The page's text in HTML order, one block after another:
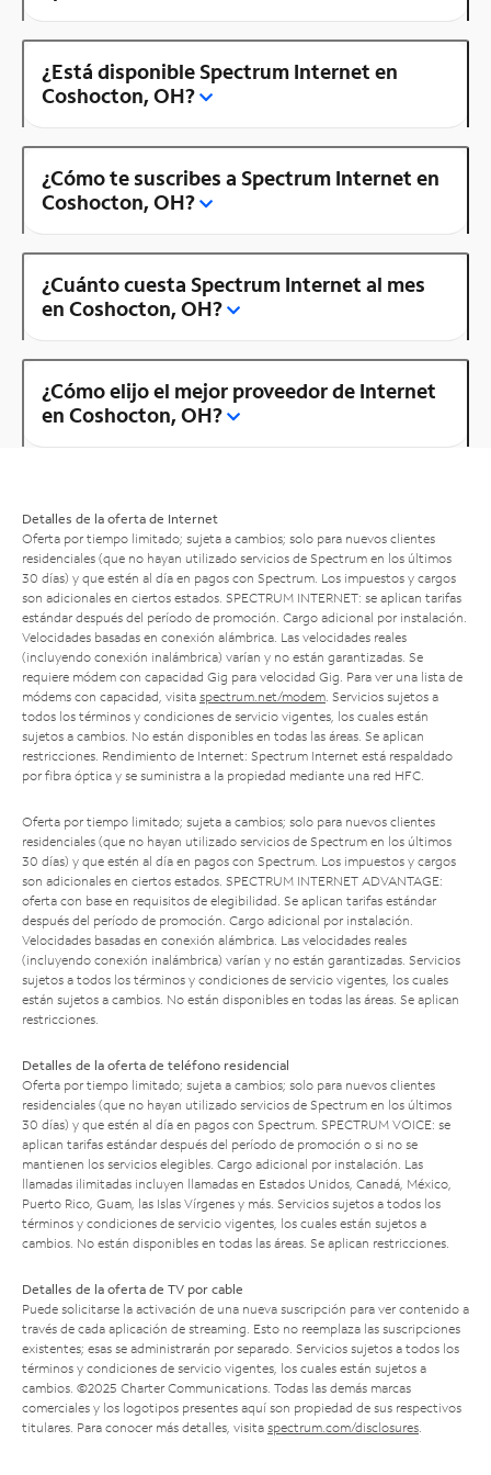
¿Está disponible Spectrum Internet en
Coshocton, OH?
¿Cómo te suscribes a Spectrum Internet en
Coshocton, OH?
¿Cuánto cuesta Spectrum Internet al mes
en Coshocton, OH?
¿Cómo elijo el mejor proveedor de Internet
en Coshocton, OH?
Detalles de la oferta de Internet
Oferta por tiempo limitado; sujeta a cambios; solo para nuevos clientes
residenciales (que no hayan utilizado servicios de Spectrum en los últimos
30 días) y que estén al día en pagos con Spectrum. Los impuestos y cargos
son adicionales en ciertos estados. SPECTRUM INTERNET: se aplican tarifas
estándar después del período de promoción. Cargo adicional por instalación.
Velocidades basadas en conexión alámbrica. Las velocidades reales
(incluyendo conexión inalámbrica) varían y no están garantizadas. Se
requiere módem con capacidad Gig para velocidad Gig. Para ver una lista de
módems con capacidad, visita spectrum.net/modem . Servicios sujetos a
todos los términos y condiciones de servicio vigentes, los cuales están
sujetos a cambios. No están disponibles en todas las áreas. Se aplican
restricciones. Rendimiento de Internet: Spectrum Internet está respaldado
por fibra óptica y se suministra a la propiedad mediante una red HFC.
Oferta por tiempo limitado; sujeta a cambios; solo para nuevos clientes
residenciales (que no hayan utilizado servicios de Spectrum en los últimos
30 días) y que estén al día en pagos con Spectrum. Los impuestos y cargos
son adicionales en ciertos estados. SPECTRUM INTERNET ADVANTAGE:
oferta con base en requisitos de elegibilidad. Se aplican tarifas estándar
después del período de promoción. Cargo adicional por instalación.
Velocidades basadas en conexión alámbrica. Las velocidades reales
(incluyendo conexión inalámbrica) varían y no están garantizadas. Servicios
sujetos a todos los términos y condiciones de servicio vigentes, los cuales
están sujetos a cambios. No están disponibles en todas las áreas. Se aplican
restricciones.
Detalles de la oferta de teléfono residencial
Oferta por tiempo limitado; sujeta a cambios; solo para nuevos clientes
residenciales (que no hayan utilizado servicios de Spectrum en los últimos
30 días) y que estén al día en pagos con Spectrum. SPECTRUM VOICE: se
aplican tarifas estándar después del período de promoción o si no se
mantienen los servicios elegibles. Cargo adicional por instalación. Las
llamadas ilimitadas incluyen llamadas en Estados Unidos, Canadá, México,
Puerto Rico, Guam, las Islas Vírgenes y más. Servicios sujetos a todos los
términos y condiciones de servicio vigentes, los cuales están sujetos a
cambios. No están disponibles en todas las áreas. Se aplican restricciones.
Detalles de la oferta de TV por cable
Puede solicitarse la activación de una nueva suscripción para ver contenido a
través de cada aplicación de streaming. Esto no reemplaza las suscripciones
existentes; esas se administrarán por separado. Servicios sujetos a todos los
términos y condiciones de servicio vigentes, los cuales están sujetos a
cambios. ©2025 Charter Communications. Todas las demás marcas
comerciales y los logotipos presentes aquí son propiedad de sus respectivos
titulares. Para conocer más detalles, visita spectrum.com/disclosures